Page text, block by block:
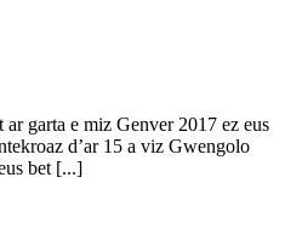
garta e miz Genver 2017 ez eus
d’ar 15 a viz Gwengolo
bet [...]